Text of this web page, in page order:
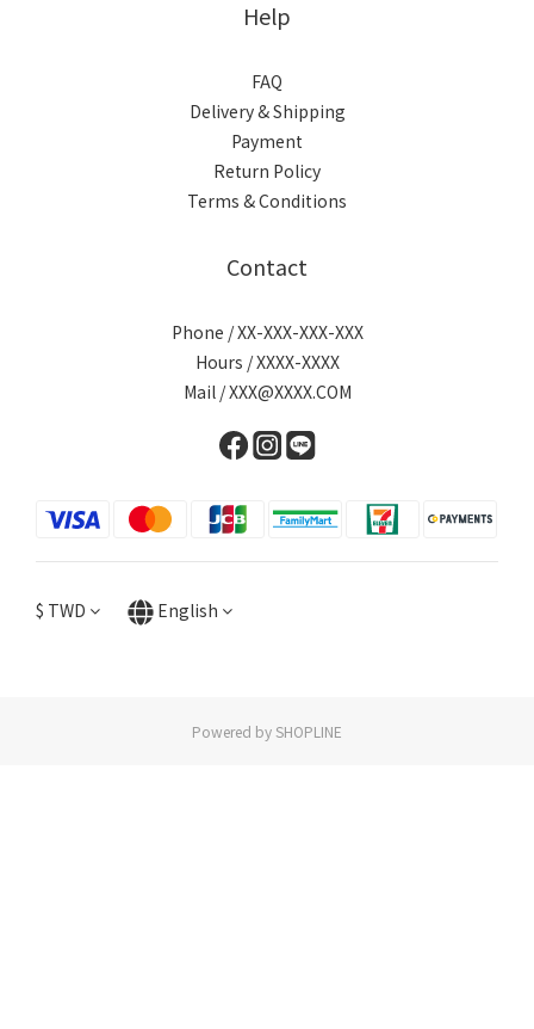
Help
FAQ
Delivery & Shipping
Payment
Return Policy
Terms & Conditions
Contact
Phone / XX-XXX-XXX-XXX
Hours / XXXX-XXXX
Mail / XXX@XXXX.COM
$ TWD English
Powered by SHOPLINE